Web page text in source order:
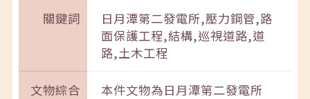
關鍵詞
日月潭第二發電所,壓力鋼管,路
面保護工程,結構,巡視道路,道
路,土木工程
文物綜合
本件文物為日月潭第二發電所